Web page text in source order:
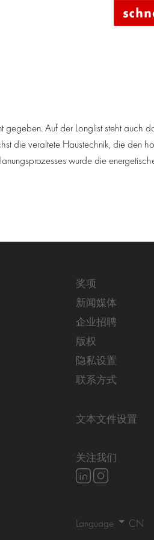
gegeben. Auf der Longlist steht auch
die veraltete Haustechnik, die den
wurde die
奖项
新闻媒体
企业招聘
版权
隐私设置
联系方式
文本文件设置
关注我们
Language DE
EN
CN